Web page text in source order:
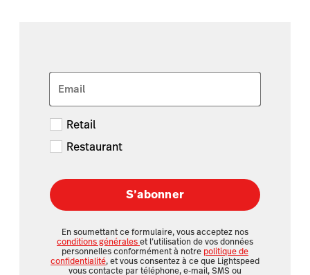
Email
Retail
Restaurant
S’abonner
En soumettant ce formulaire, vous acceptez nos
conditions généraleset l’utilisation de vos données
personnelles conformément à notre politique de
confidentialité, et vous consentez à ce que Lightspeed
vous contacte par téléphone, e-mail, SMS ou